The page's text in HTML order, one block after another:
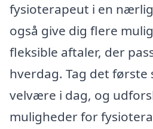
fysioterapeut i en
også give dig flere
fleksible aftaler, der
hverdag. Tag det
velvære i dag, og
muligheder for